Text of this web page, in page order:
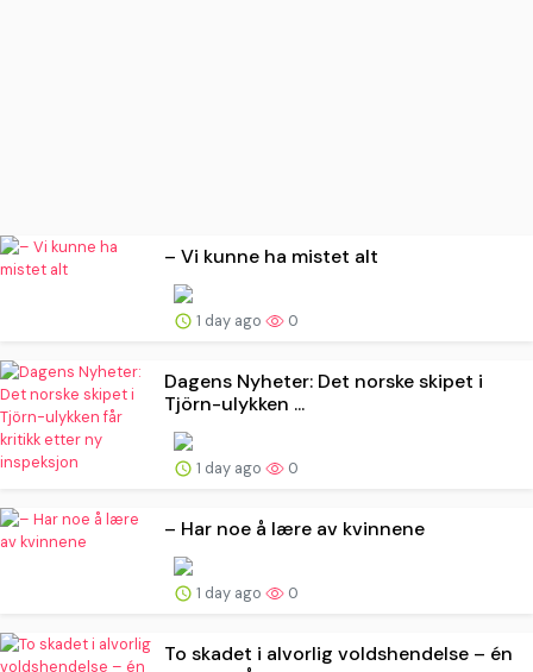
– Vi kunne ha mistet alt
1 day ago 0
Dagens Nyheter: Det norske skipet i
Tjörn-ulykken ...
1 day ago 0
– Har noe å lære av kvinnene
1 day ago 0
To skadet i alvorlig voldshendelse – én